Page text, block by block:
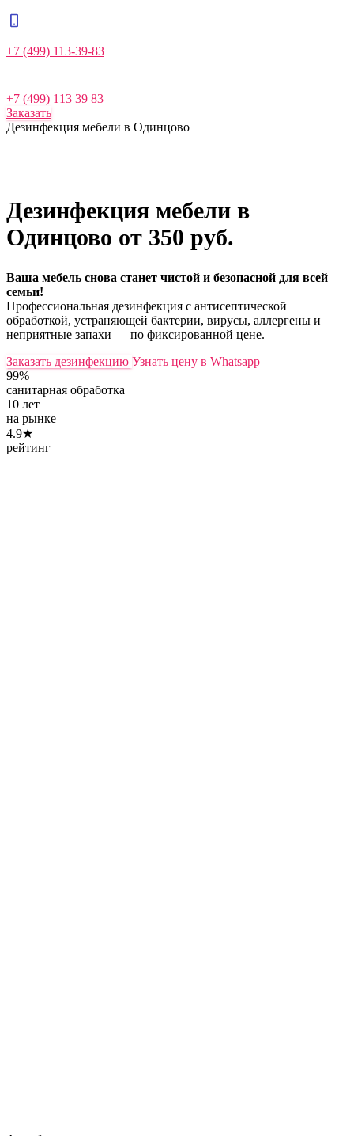
+7 (499) 113-39-83
+7 (499) 113 39 83
Заказать
Дезинфекция мебели в Одинцово
Дезинфекция мебели в
Одинцово от 350 руб.
Ваша мебель снова станет чистой и безопасной для всей
семьи!
Профессиональная дезинфекция с антисептической
обработкой, устраняющей бактерии, вирусы, аллергены и
неприятные запахи — по фиксированной цене.
Заказать дезинфекцию Узнать цену в Whatsapp
99%
санитарная обработка
10 лет
на рынке
4.9★
рейтинг